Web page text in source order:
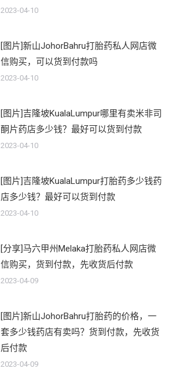
2023-04-10
[图片]新山JohorBahru打胎药私人网店微
信购买，可以货到付款吗
2023-04-10
[图片]吉隆坡KualaLumpur哪里有卖米非司
酮片药店多少钱？最好可以货到付款
2023-04-10
[图片]吉隆坡KualaLumpur打胎药多少钱药
店多少钱？最好可以货到付款
2023-04-10
[分享]马六甲州Melaka打胎药私人网店微
信购买，货到付款，先收货后付款
2023-04-09
[图片]新山JohorBahru打胎药的价格，一
套多少钱药店有卖吗？货到付款，先收货
后付款
2023-04-09